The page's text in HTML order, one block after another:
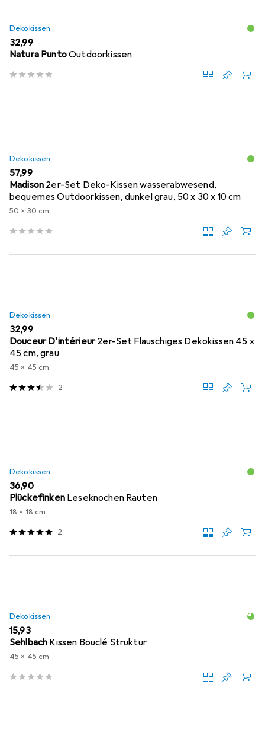
Dekokissen
EUR
32,99
Natura PuntoOutdoorkissen
Dekokissen
EUR
57,99
Madison 2er-Set Deko-Kissen wasserabwesend,
bequemes Outdoorkissen, dunkel grau, 50 x 30 x 10 cm
50 x 30 cm
Dekokissen
EUR
32,99
Douceur D'intérieur2er-Set Flauschiges Dekokissen 45 x
45 cm, grau
45 x 45 cm
2
Dekokissen
EUR
36,90
Plückefinken Leseknochen Rauten
18 x 18 cm
2
Dekokissen
EUR
15,93
Sehlbach Kissen Bouclé Struktur
45 x 45 cm